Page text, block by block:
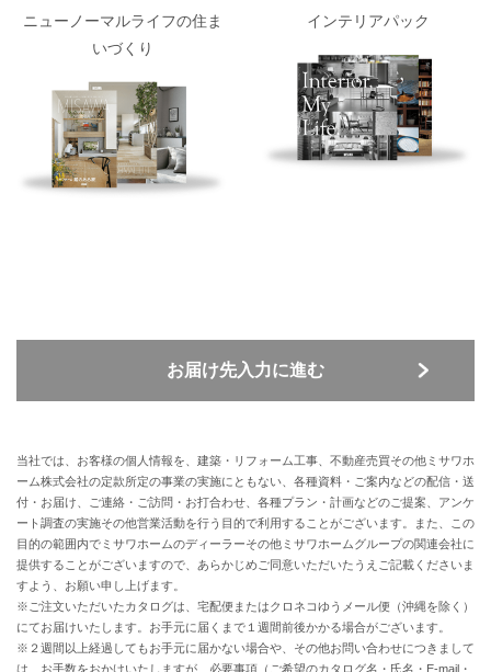
ニューノーマルライフの住ま
いづくり
インテリアパック
お届け先入力に進む
当社では、お客様の個人情報を、建築・リフォーム工事、不動産売買その他ミサワホ
ーム株式会社の定款所定の事業の実施にともない、各種資料・ご案内などの配信・送
付・お届け、ご連絡・ご訪問・お打合わせ、各種プラン・計画などのご提案、アンケ
ート調査の実施その他営業活動を行う目的で利用することがございます。また、この
目的の範囲内でミサワホームのディーラーその他ミサワホームグループの関連会社に
提供することがございますので、あらかじめご同意いただいたうえご記載くださいま
すよう、お願い申し上げます。
※ご注文いただいたカタログは、宅配便またはクロネコゆうメール便（沖縄を除く）
にてお届けいたします。お手元に届くまで１週間前後かかる場合がございます。
※２週間以上経過してもお手元に届かない場合や、その他お問い合わせにつきまして
は、お手数をおかけいたしますが、必要事項（ご希望のカタログ名・氏名・E-mail・